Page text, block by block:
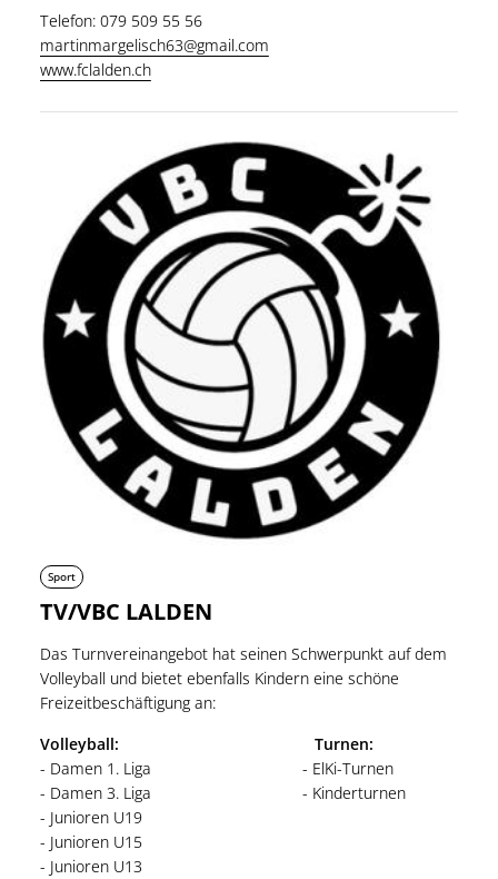
Telefon: 079 509 55 56
martinmargelisch63@gmail.com
www.fclalden.ch
Sport
TV/VBC LALDEN
Das Turnvereinangebot hat seinen Schwerpunkt auf dem
Volleyball und bietet ebenfalls Kindern eine schöne
Freizeitbeschäftigung an:
Volleyball:
Turnen:
- Damen 1. Liga - ElKi-Turnen
- Damen 3. Liga - Kinderturnen
- Junioren U19
- Junioren U15
- Junioren U13